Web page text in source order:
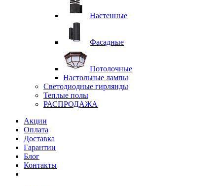
Настенные
Фасадные
Потолочные
Настольные лампы
Светодиодные гирлянды
Теплые полы
РАСПРОДАЖА
Акции
Оплата
Доставка
Гарантии
Блог
Контакты